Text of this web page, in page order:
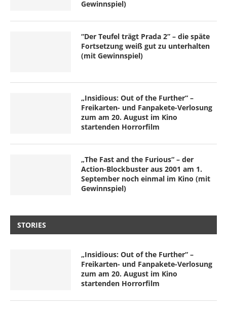
Gewinnspiel)
“Der Teufel trägt Prada 2” – die späte
Fortsetzung weiß gut zu unterhalten
(mit Gewinnspiel)
„Insidious: Out of the Further“ –
Freikarten- und Fanpakete-Verlosung
zum am 20. August im Kino
startenden Horrorfilm
„The Fast and the Furious“ – der
Action-Blockbuster aus 2001 am 1.
September noch einmal im Kino (mit
Gewinnspiel)
STORIES
„Insidious: Out of the Further“ –
Freikarten- und Fanpakete-Verlosung
zum am 20. August im Kino
startenden Horrorfilm